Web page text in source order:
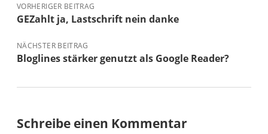
VORHERIGER BEITRAG
GEZahlt ja, Lastschrift nein danke
NÄCHSTER BEITRAG
Bloglines stärker genutzt als Google Reader?
Schreibe einen Kommentar